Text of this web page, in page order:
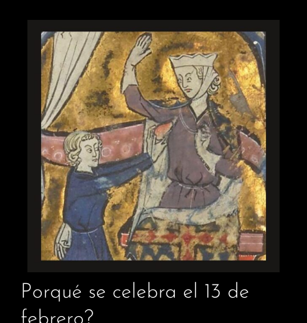
Porqué se celebra el 13 de